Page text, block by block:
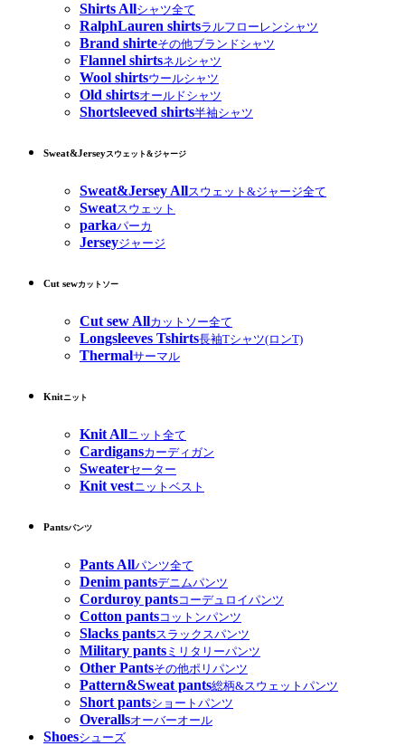
Shirts Allシャツ全て
RalphLauren shirtsラルフローレンシャツ
Brand shirteその他ブランドシャツ
Flannel shirtsネルシャツ
Wool shirtsウールシャツ
Old shirtsオールドシャツ
Shortsleeved shirts半袖シャツ
Sweat&Jerseyスウェット&ジャージ
Sweat&Jersey Allスウェット&ジャージ全て
Sweatスウェット
parkaパーカ
Jerseyジャージ
Cut sewカットソー
Cut sew Allカットソー全て
Longsleeves Tshirts長袖Tシャツ(ロンT)
Thermalサーマル
Knitニット
Knit Allニット全て
Cardigansカーディガン
Sweaterセーター
Knit vestニットベスト
Pantsパンツ
Pants Allパンツ全て
Denim pantsデニムパンツ
Corduroy pantsコーデュロイパンツ
Cotton pantsコットンパンツ
Slacks pantsスラックスパンツ
Military pants ミリタリーパンツ
Other Pantsその他ポリパンツ
Pattern&Sweat pants総柄&スウェットパンツ
Short pantsショートパンツ
Overallsオーバーオール
Shoesシューズ